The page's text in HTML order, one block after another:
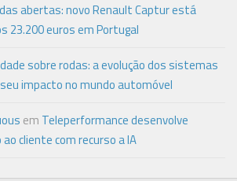
abertas: novo Renault Captur está
23.200 euros em Portugal
sobre rodas: a evolução dos sistemas
impacto no mundo automóvel
em Teleperformance desenvolve
cliente com recurso a IA